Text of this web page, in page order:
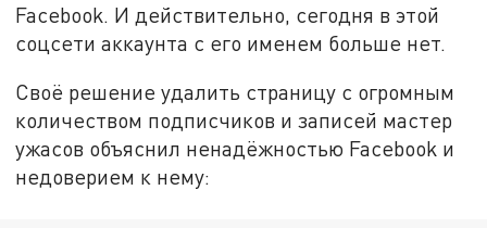
Facebook. И действительно, сегодня в этой
соцсети аккаунта с его именем больше нет.
Своё решение удалить страницу с огромным
количеством подписчиков и записей мастер
ужасов объяснил ненадёжностью Facebook и
недоверием к нему: